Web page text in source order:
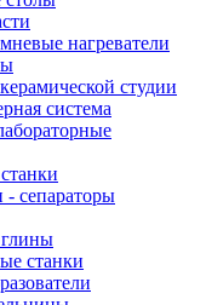
нагреватели
студии
система
сепараторы
станки